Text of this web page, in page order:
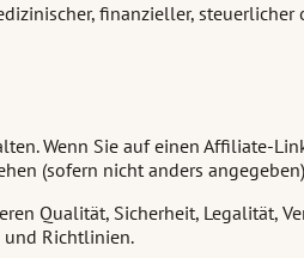
finanzieller,
Wenn Sie auf einen Affiliate-
(sofern nicht anders
Qualität, Sicherheit, Legalität,
Richtlinien.